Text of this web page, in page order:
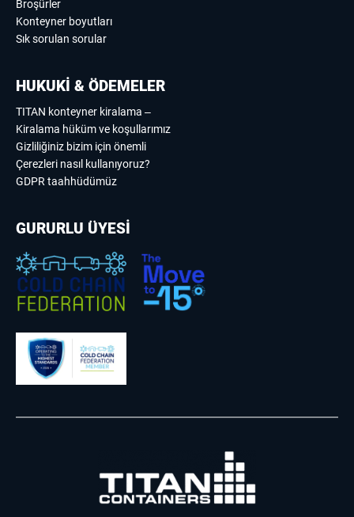
Broşürler
Konteyner boyutları
Sık sorulan sorular
HUKUKİ & ÖDEMELER
TITAN konteyner kiralama –
Kiralama hüküm ve koşullarımız
Gizliliğiniz bizim için önemli
Çerezleri nasıl kullanıyoruz?
GDPR taahhüdümüz
GURURLU ÜYESİ